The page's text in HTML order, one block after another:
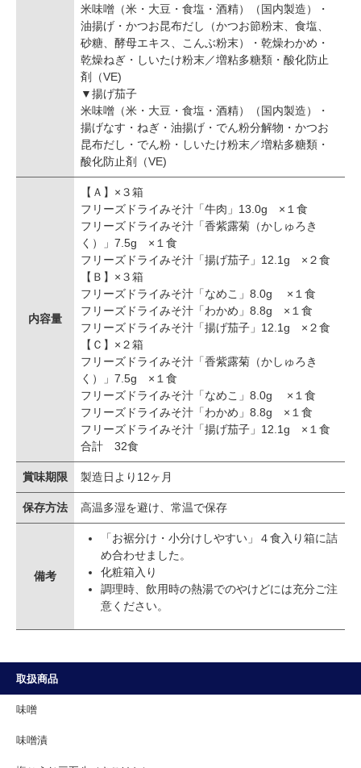
米味噌（米・大豆・食塩・酒精）（国内製造）・
油揚げ・かつお昆布だし（かつお節粉末、食塩、
砂糖、酵母エキス、こんぶ粉末）・乾燥わかめ・
乾燥ねぎ・しいたけ粉末／増粘多糖類・酸化防止
剤（VE)
▼揚げ茄子
米味噌（米・大豆・食塩・酒精）（国内製造）・
揚げなす・ねぎ・油揚げ・でん粉分解物・かつお
昆布だし・でん粉・しいたけ粉末／増粘多糖類・
酸化防止剤（VE)
内容量
【Ａ】×３箱
フリーズドライみそ汁「牛肉」13.0g ×１食
フリーズドライみそ汁「香紫露菊（かしゅろき
く）」7.5g ×１食
フリーズドライみそ汁「揚げ茄子」12.1g ×２食
【Ｂ】×３箱
フリーズドライみそ汁「なめこ」8.0g ×１食
フリーズドライみそ汁「わかめ」8.8g ×１食
フリーズドライみそ汁「揚げ茄子」12.1g ×２食
【Ｃ】×２箱
フリーズドライみそ汁「香紫露菊（かしゅろき
く）」7.5g ×１食
フリーズドライみそ汁「なめこ」8.0g ×１食
フリーズドライみそ汁「わかめ」8.8g ×１食
フリーズドライみそ汁「揚げ茄子」12.1g ×１食
合計 32食
賞味期限 製造日より12ヶ月
保存方法 高温多湿を避け、常温で保存
備考
「お裾分け・小分けしやすい」４食入り箱に詰
め合わせました。
化粧箱入り
調理時、飲用時の熱湯でのやけどには充分ご注
意ください。
取扱商品
味噌
味噌漬